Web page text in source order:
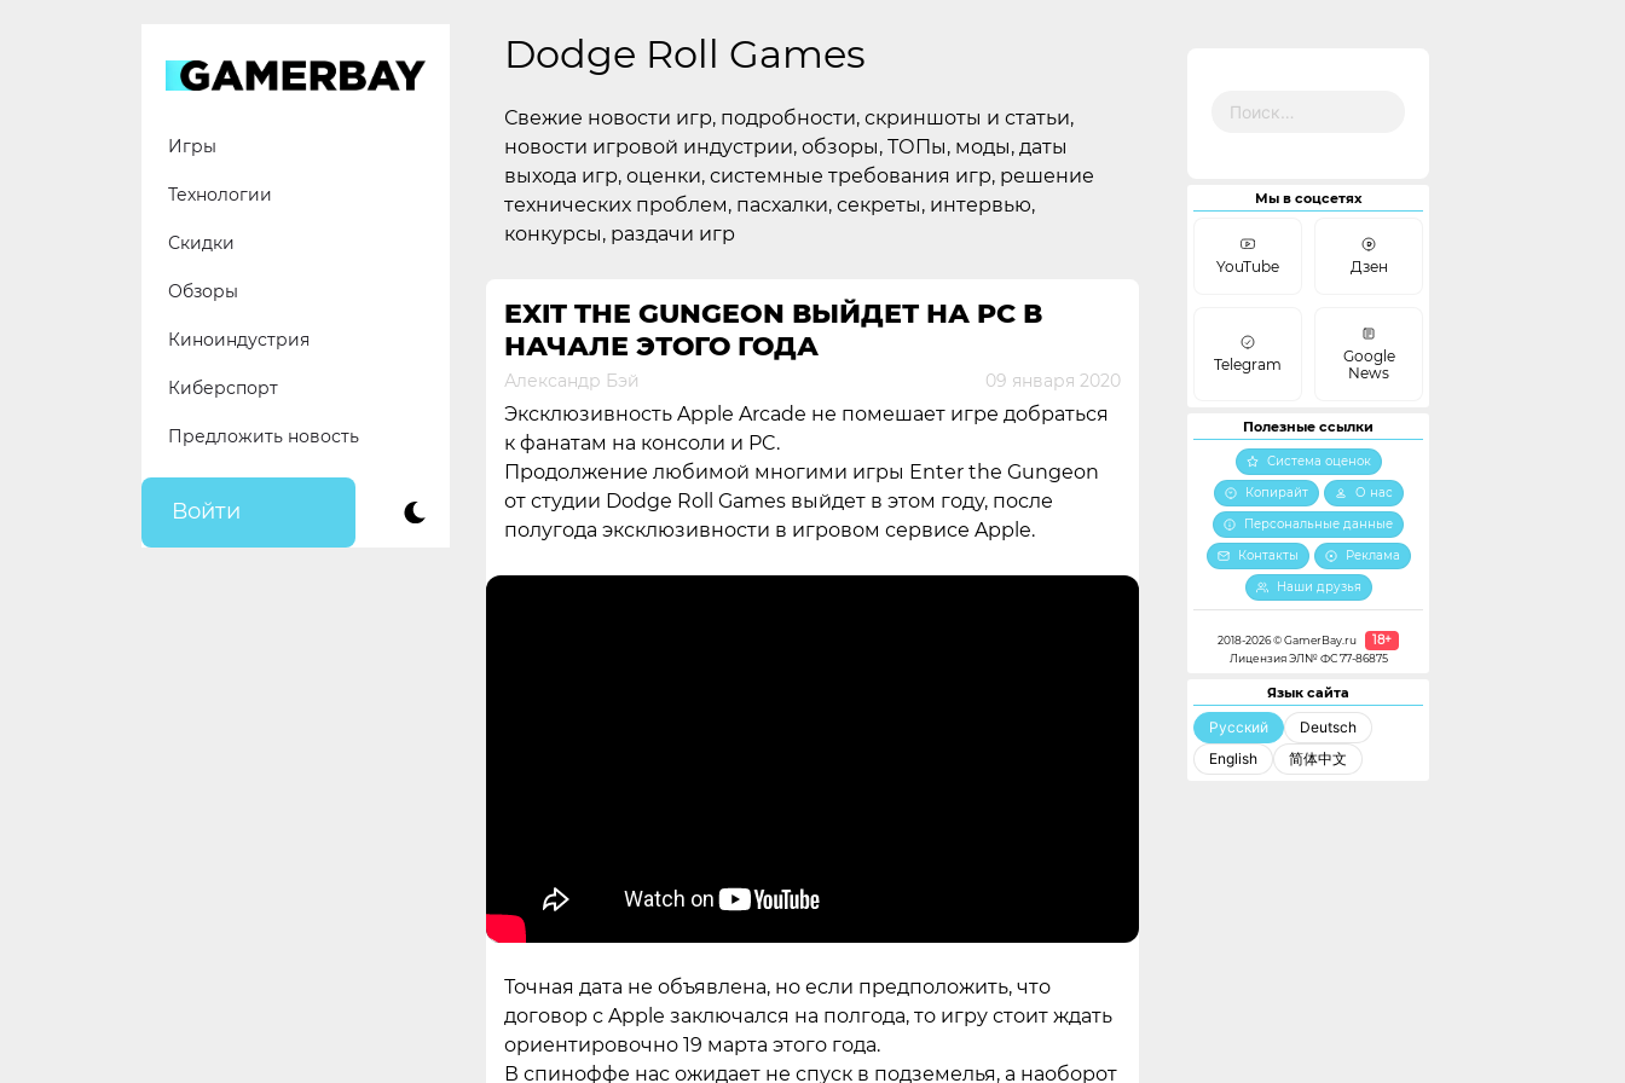
Игры
Технологии
Скидки
Обзоры
Киноиндустрия
Киберспорт
Предложить новость
Войти
Dodge Roll Games
Свежие новости игр, подробности, скриншоты и статьи,
новости игровой индустрии, обзоры, ТОПы, моды, даты
выхода игр, оценки, системные требования игр, решение
технических проблем, пасхалки, секреты, интервью,
конкурсы, раздачи игр
EXIT THE GUNGEON ВЫЙДЕТ НА PC В
НАЧАЛЕ ЭТОГО ГОДА
Александр Бэй 09 января 2020
Эксклюзивность Apple Arcade не помешает игре добраться
к фанатам на консоли и PC.
Продолжение любимой многими игры Enter the Gungeon
от студии Dodge Roll Games выйдет в этом году, после
полугода эксклюзивности в игровом сервисе Apple.
Точная дата не объявлена, но если предположить, что
договор с Apple заключался на полгода, то игру стоит ждать
ориентировочно 19 марта этого года.
В спиноффе нас ожидает не спуск в подземелья, а наоборот
Мы в соцсетях
YouTube Дзен
Telegram
Google
News
Полезные ссылки
Система оценок
Копирайт
О нас
Персональные данные
Контакты
Реклама
Наши друзья
2018-2026 © GamerBay.ru 18+
Лицензия ЭЛ№ ФС 77-86875
Язык сайта
Русский
Deutsch
English
简体中文